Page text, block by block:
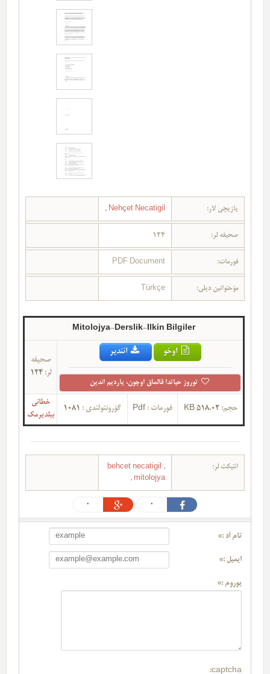
یازیچی لار: Nehçet Necatigil
,
صحیفه لر: 124
فورمات: PDF Document
مؤحتوانین دیلی: Türkçe
Mitolojya-Derslik-Ilkin Bilgiler
اوخو ائندیر
توروز حیاتدا قالماق اوچون، یاردیم ائدین
صحیفه
لر: 124
حجم: 518.02 KB فورمات : Pdf گؤرونتولندی : 1081
خطانی
بیلدیرمک
ائتیکت لر: behcet necatigil ,
mitolojya
,
0
0
تام آد :*
ایمیل :*
یوروم :*
captcha: